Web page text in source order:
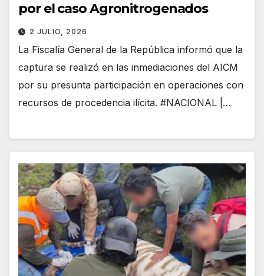
por el caso Agronitrogenados
2 JULIO, 2026
La Fiscalía General de la República informó que la
captura se realizó en las inmediaciones del AICM
por su presunta participación en operaciones con
recursos de procedencia ilícita. #NACIONAL |…